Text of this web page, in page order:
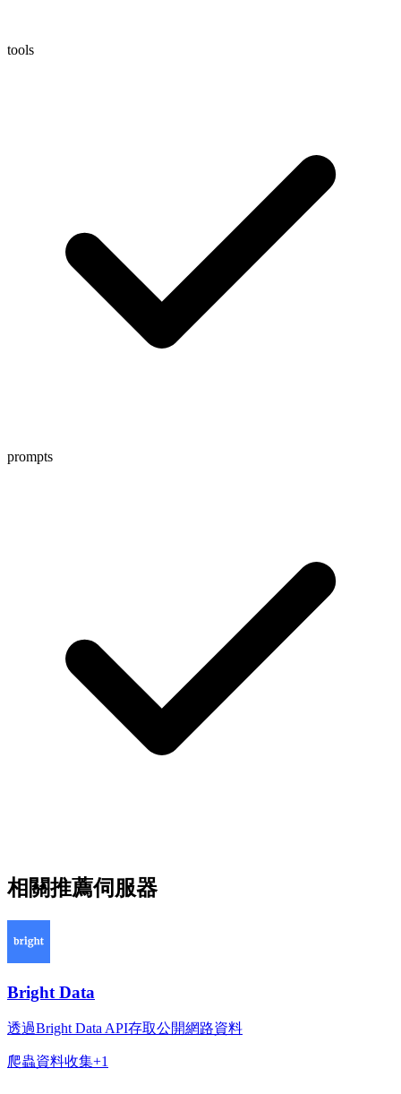
tools
prompts
相關推薦伺服器
Bright Data
透過Bright Data API存取公開網路資料
爬蟲資料收集+1